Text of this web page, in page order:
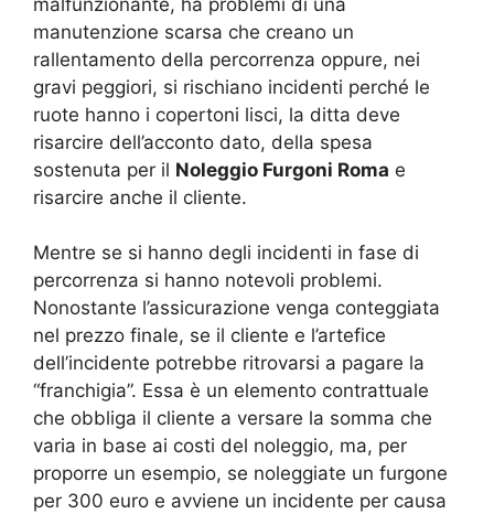
manutenzione scarsa che creano un
rallentamento della percorrenza oppure, nei
gravi peggiori, si rischiano incidenti perché le
ruote hanno i copertoni lisci, la ditta deve
risarcire dell’acconto dato, della spesa
sostenuta per il Noleggio Furgoni Roma e
risarcire anche il cliente.
Mentre se si hanno degli incidenti in fase di
percorrenza si hanno notevoli problemi.
Nonostante l’assicurazione venga conteggiata
nel prezzo finale, se il cliente e l’artefice
dell’incidente potrebbe ritrovarsi a pagare la
“franchigia”. Essa è un elemento contrattuale
che obbliga il cliente a versare la somma che
varia in base ai costi del noleggio, ma, per
proporre un esempio, se noleggiate un furgone
per 300 euro e avviene un incidente per causa